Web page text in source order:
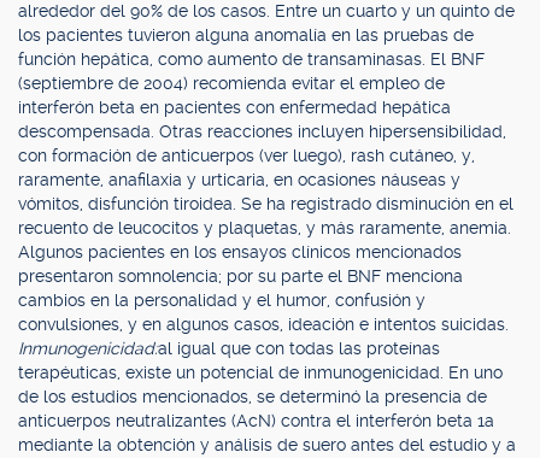
alrededor del 90% de los casos. Entre un cuarto y un quinto de
los pacientes tuvieron alguna anomalía en las pruebas de
función hepática, como aumento de transaminasas. El BNF
(septiembre de 2004) recomienda evitar el empleo de
interferón beta en pacientes con enfermedad hepática
descompensada. Otras reacciones incluyen hipersensibilidad,
con formación de anticuerpos (ver luego), rash cutáneo, y,
raramente, anafilaxia y urticaria, en ocasiones náuseas y
vómitos, disfunción tiroidea. Se ha registrado disminución en el
recuento de leucocitos y plaquetas, y más raramente, anemia.
Algunos pacientes en los ensayos clínicos mencionados
presentaron somnolencia; por su parte el BNF menciona
cambios en la personalidad y el humor, confusión y
convulsiones, y en algunos casos, ideación e intentos suicidas.
Inmunogenicidad:al igual que con todas las proteínas
terapéuticas, existe un potencial de inmunogenicidad. En uno
de los estudios mencionados, se determinó la presencia de
anticuerpos neutralizantes (AcN) contra el interferón beta 1a
mediante la obtención y análisis de suero antes del estudio y a